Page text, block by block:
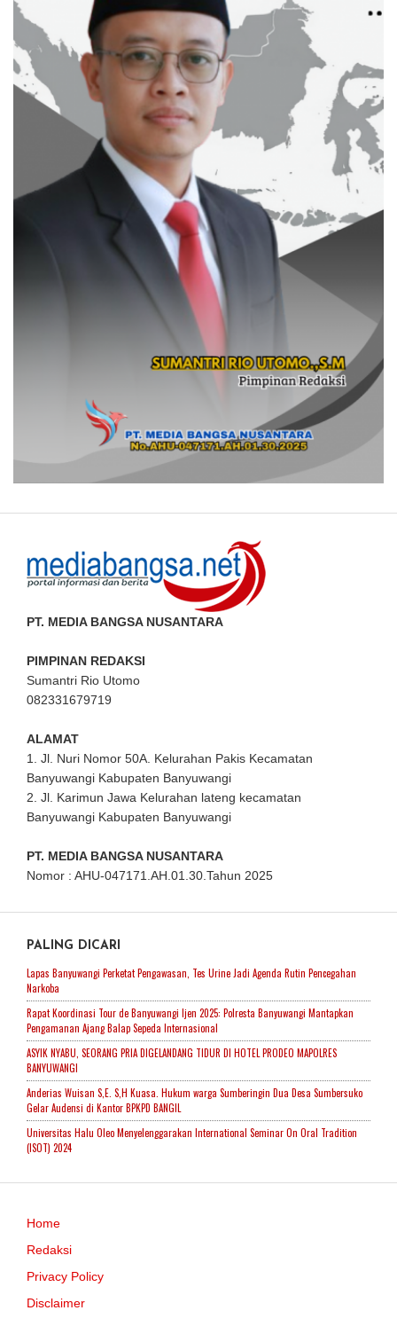
PT. MEDIA BANGSA NUSANTARA
PIMPINAN REDAKSI
Sumantri Rio Utomo
082331679719
ALAMAT
1. Jl. Nuri Nomor 50A. Kelurahan Pakis Kecamatan
Banyuwangi Kabupaten Banyuwangi
2. Jl. Karimun Jawa Kelurahan lateng kecamatan
Banyuwangi Kabupaten Banyuwangi
PT. MEDIA BANGSA NUSANTARA
Nomor : AHU-047171.AH.01.30.Tahun 2025
PALING DICARI
Lapas Banyuwangi Perketat Pengawasan, Tes Urine Jadi Agenda Rutin Pencegahan
Narkoba
Rapat Koordinasi Tour de Banyuwangi Ijen 2025: Polresta Banyuwangi Mantapkan
Pengamanan Ajang Balap Sepeda Internasional
ASYIK NYABU, SEORANG PRIA DIGELANDANG TIDUR DI HOTEL PRODEO MAPOLRES
BANYUWANGI
Anderias Wuisan S,E. S,H Kuasa. Hukum warga Sumberingin Dua Desa Sumbersuko
Gelar Audensi di Kantor BPKPD BANGIL
Universitas Halu Oleo Menyelenggarakan International Seminar On Oral Tradition
(ISOT) 2024
Home
Redaksi
Privacy Policy
Disclaimer